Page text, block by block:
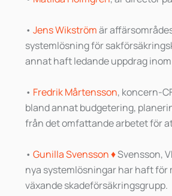
• Jens Wikströmär
systemlösning för
annat haft ledande uppdrag
• Fredrik Mårtensson, koncern-
bland annat budgetering,
från det omfattande arbetet för
• Gunilla Svensson ♦️Svensson,
nya systemlösningar har haft för
växande skadeförsäkringsgrupp.